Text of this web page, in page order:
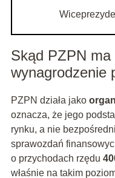
Skąd PZPN ma
wynagrodzenie
PZPN działa jako
oznacza, że jego
rynku, a nie
sprawozdań
o przychodach rzędu
właśnie na takim